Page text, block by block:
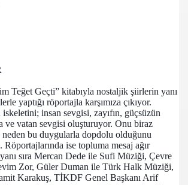
Teğet Geçti” kitabıyla nostaljik şiirlerin yanı
yaptığı röportajla karşımıza çıkıyor.
insan sevgisi, zayıfın, güçsüzün
ve vatan sevgisi oluşturuyor. Onu biraz
neden bu duygularla dopdolu olduğunu
ise topluma mesaj ağır
sıra Mercan Dede ile Sufi Müziği, Çevre
Zor, Güler Duman ile Türk Halk Müziği,
Karakuş, TİKDF Genel Başkanı Arif